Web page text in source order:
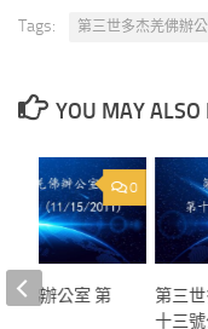
Tags: 第三世多杰羌佛辦
YOU MAY ALSO
第三
十三
0
羌佛辦公室 第